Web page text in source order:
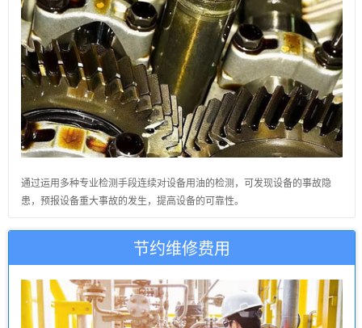
通过运用多种专业检测手段连续对设备用油的检测，可发现设备的事故隐
患，预报设备重大事故的发生，提高设备的可靠性。
节约维修费用